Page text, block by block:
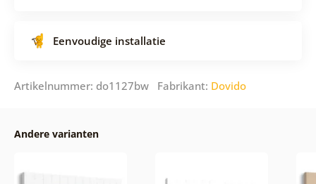
Eenvoudige installatie
Artikelnummer: do1127bw Fabrikant: Dovido
Andere varianten